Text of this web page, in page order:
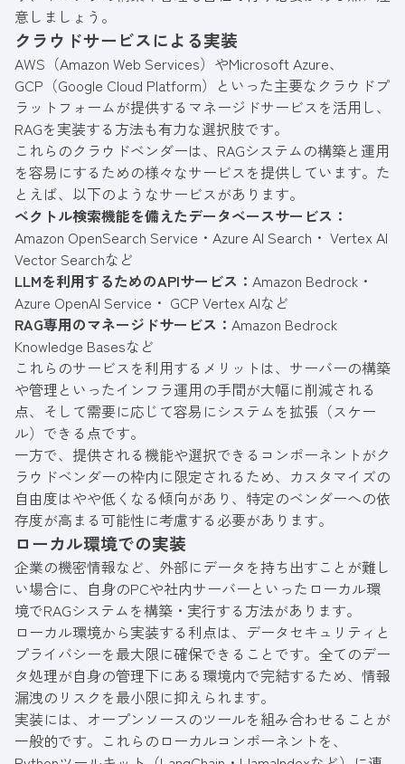
意しましょう。
クラウドサービスによる実装
AWS（Amazon Web Services）やMicrosoft Azure、
GCP（Google Cloud Platform）といった主要なクラウドプ
ラットフォームが提供するマネージドサービスを活用し、
RAGを実装する方法も有力な選択肢です。
これらのクラウドベンダーは、RAGシステムの構築と運用
を容易にするための様々なサービスを提供しています。た
とえば、以下のようなサービスがあります。
ベクトル検索機能を備えたデータベースサービス：
Amazon OpenSearch Service・Azure AI Search・ Vertex AI
Vector Searchなど
LLMを利用するためのAPIサービス： Amazon Bedrock・
Azure OpenAI Service・ GCP Vertex AIなど
RAG専用のマネージドサービス： Amazon Bedrock
Knowledge Basesなど
これらのサービスを利用するメリットは、サーバーの構築
や管理といったインフラ運用の手間が大幅に削減される
点、そして需要に応じて容易にシステムを拡張（スケー
ル）できる点です。
一方で、提供される機能や選択できるコンポーネントがク
ラウドベンダーの枠内に限定されるため、カスタマイズの
自由度はやや低くなる傾向があり、特定のベンダーへの依
存度が高まる可能性に考慮する必要があります。
ローカル環境での実装
企業の機密情報など、外部にデータを持ち出すことが難し
い場合に、自身のPCや社内サーバーといったローカル環
境でRAGシステムを構築・実行する方法があります。
ローカル環境から実装する利点は、データセキュリティと
プライバシーを最大限に確保できることです。全てのデー
タ処理が自身の管理下にある環境内で完結するため、情報
漏洩のリスクを最小限に抑えられます。
実装には、オープンソースのツールを組み合わせることが
一般的です。これらのローカルコンポーネントを、